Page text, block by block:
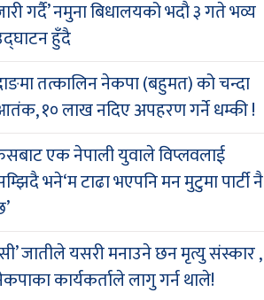
गर्दै’ नमुना बिधालयको भदौ ३ गते भव्य
हुँदै
तत्कालिन नेकपा (बहुमत) को चन्दा
१० लाख नदिए अपहरण गर्ने धम्की !
एक नेपाली युवाले विप्लवलाई
भने‘म टाढा भएपनि मन मुटुमा पार्टी नै
जातीले यसरी मनाउने छन मृत्यु संस्कार ,
कार्यकर्ताले लागु गर्न थाले!